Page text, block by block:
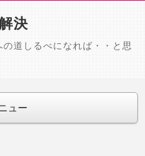
決
道しるべになれば・・と思
ュー